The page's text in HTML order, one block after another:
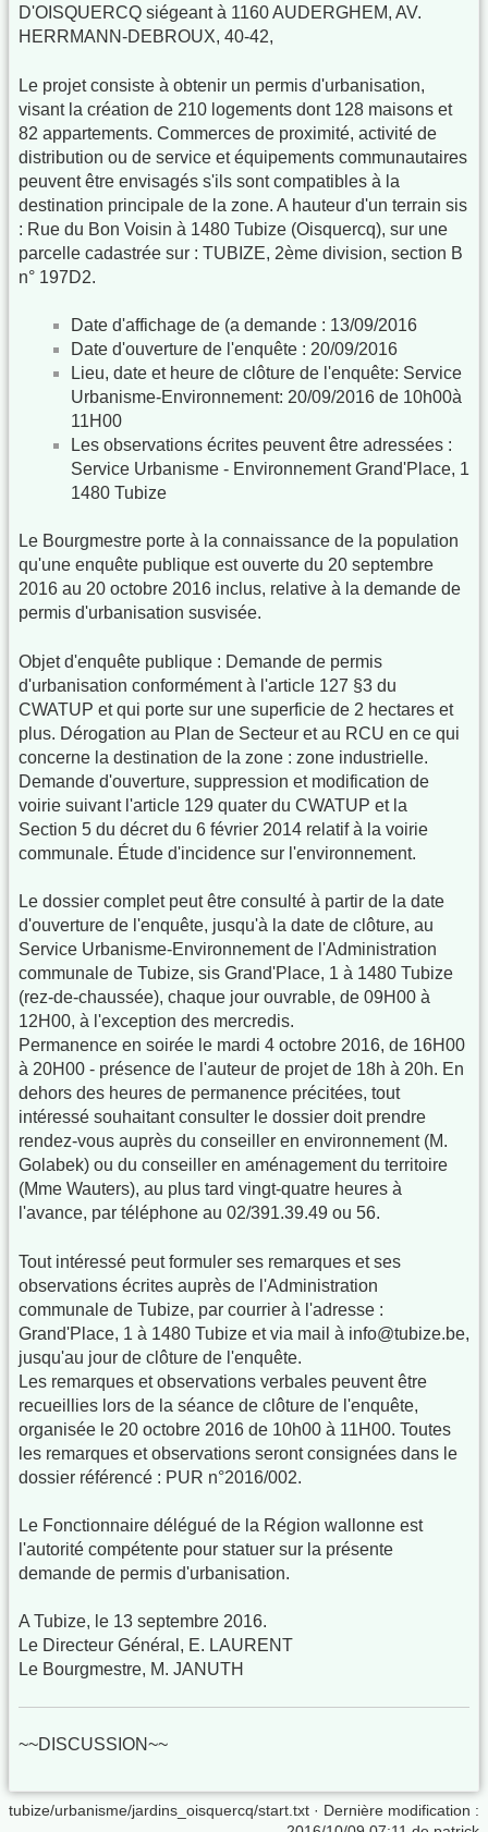
D'OISQUERCQ siégeant à 1160 AUDERGHEM, AV.
HERRMANN-DEBROUX, 40-42,
Le projet consiste à obtenir un permis d'urbanisation,
visant la création de 210 logements dont 128 maisons et
82 appartements. Commerces de proximité, activité de
distribution ou de service et équipements communautaires
peuvent être envisagés s'ils sont compatibles à la
destination principale de la zone. A hauteur d'un terrain sis
: Rue du Bon Voisin à 1480 Tubize (Oisquercq), sur une
parcelle cadastrée sur : TUBIZE, 2ème division, section B
n° 197D2.
Date d'affichage de (a demande : 13/09/2016
Date d'ouverture de l'enquête : 20/09/2016
Lieu, date et heure de clôture de l'enquête: Service
Urbanisme-Environnement: 20/09/2016 de 10h00à
11H00
Les observations écrites peuvent être adressées :
Service Urbanisme - Environnement Grand'Place, 1
1480 Tubize
Le Bourgmestre porte à la connaissance de la population
qu'une enquête publique est ouverte du 20 septembre
2016 au 20 octobre 2016 inclus, relative à la demande de
permis d'urbanisation susvisée.
Objet d'enquête publique : Demande de permis
d'urbanisation conformément à l'article 127 §3 du
CWATUP et qui porte sur une superficie de 2 hectares et
plus. Dérogation au Plan de Secteur et au RCU en ce qui
concerne la destination de la zone : zone industrielle.
Demande d'ouverture, suppression et modification de
voirie suivant l'article 129 quater du CWATUP et la
Section 5 du décret du 6 février 2014 relatif à la voirie
communale. Étude d'incidence sur l'environnement.
Le dossier complet peut être consulté à partir de la date
d'ouverture de l'enquête, jusqu'à la date de clôture, au
Service Urbanisme-Environnement de l'Administration
communale de Tubize, sis Grand'Place, 1 à 1480 Tubize
(rez-de-chaussée), chaque jour ouvrable, de 09H00 à
12H00, à l'exception des mercredis.
Permanence en soirée le mardi 4 octobre 2016, de 16H00
à 20H00 - présence de l'auteur de projet de 18h à 20h. En
dehors des heures de permanence précitées, tout
intéressé souhaitant consulter le dossier doit prendre
rendez-vous auprès du conseiller en environnement (M.
Golabek) ou du conseiller en aménagement du territoire
(Mme Wauters), au plus tard vingt-quatre heures à
l'avance, par téléphone au 02/391.39.49 ou 56.
Tout intéressé peut formuler ses remarques et ses
observations écrites auprès de l'Administration
communale de Tubize, par courrier à l'adresse :
Grand'Place, 1 à 1480 Tubize et via mail à info@tubize.be,
jusqu'au jour de clôture de l'enquête.
Les remarques et observations verbales peuvent être
recueillies lors de la séance de clôture de l'enquête,
organisée le 20 octobre 2016 de 10h00 à 11H00. Toutes
les remarques et observations seront consignées dans le
dossier référencé : PUR n°2016/002.
Le Fonctionnaire délégué de la Région wallonne est
l'autorité compétente pour statuer sur la présente
demande de permis d'urbanisation.
A Tubize, le 13 septembre 2016.
Le Directeur Général, E. LAURENT
Le Bourgmestre, M. JANUTH
~~DISCUSSION~~
tubize/urbanisme/jardins_oisquercq/start.txt · Dernière modification :